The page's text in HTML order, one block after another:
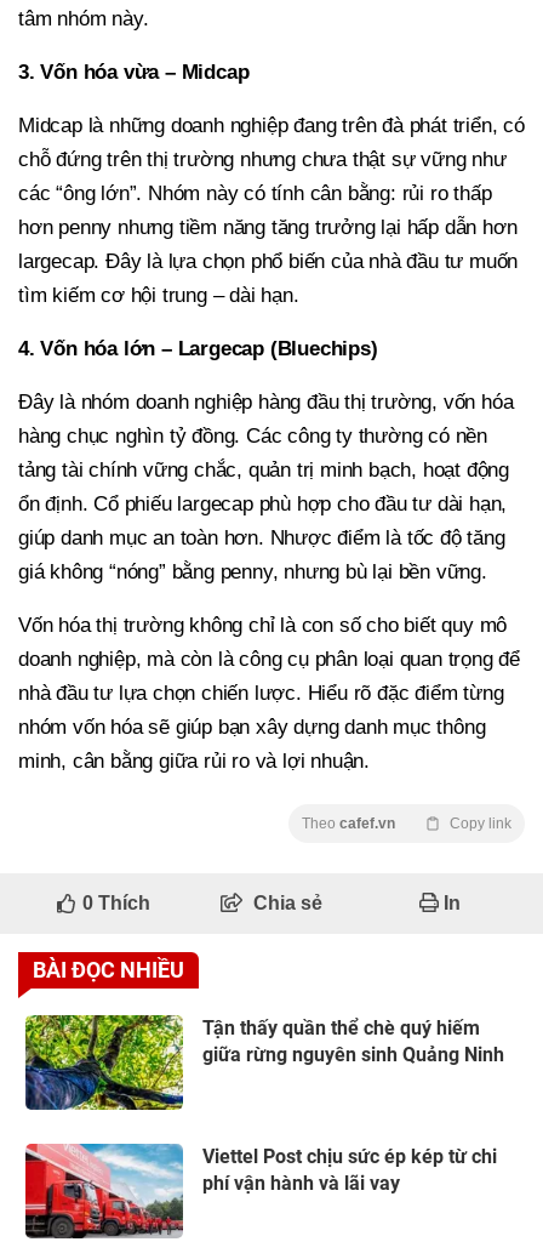
tâm nhóm này.
3. Vốn hóa vừa – Midcap
Midcap là những doanh nghiệp đang trên đà phát triển, có
chỗ đứng trên thị trường nhưng chưa thật sự vững như
các “ông lớn”. Nhóm này có tính cân bằng: rủi ro thấp
hơn penny nhưng tiềm năng tăng trưởng lại hấp dẫn hơn
largecap. Đây là lựa chọn phổ biến của nhà đầu tư muốn
tìm kiếm cơ hội trung – dài hạn.
4. Vốn hóa lớn – Largecap (Bluechips)
Đây là nhóm doanh nghiệp hàng đầu thị trường, vốn hóa
hàng chục nghìn tỷ đồng. Các công ty thường có nền
tảng tài chính vững chắc, quản trị minh bạch, hoạt động
ổn định. Cổ phiếu largecap phù hợp cho đầu tư dài hạn,
giúp danh mục an toàn hơn. Nhược điểm là tốc độ tăng
giá không “nóng” bằng penny, nhưng bù lại bền vững.
Vốn hóa thị trường không chỉ là con số cho biết quy mô
doanh nghiệp, mà còn là công cụ phân loại quan trọng để
nhà đầu tư lựa chọn chiến lược. Hiểu rõ đặc điểm từng
nhóm vốn hóa sẽ giúp bạn xây dựng danh mục thông
minh, cân bằng giữa rủi ro và lợi nhuận.
Theo cafef.vn Copy link
0Thích Chia sẻ In
BÀI ĐỌC NHIỀU
Tận thấy quần thể chè quý hiếm
giữa rừng nguyên sinh Quảng Ninh
Viettel Post chịu sức ép kép từ chi
phí vận hành và lãi vay